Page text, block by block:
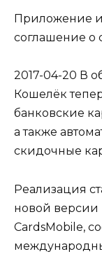
Приложение
соглашение о
2017-04-20 В
Кошелёк
банковские
а также
скидочные
Реализация
новой версии
CardsMobile,